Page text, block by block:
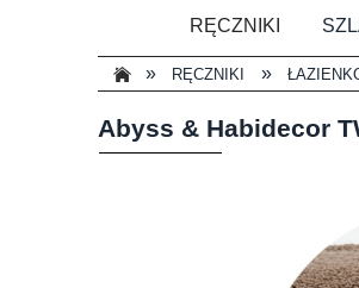
RĘCZNIKI
» RĘCZNIKI »
Abyss & Habidecor